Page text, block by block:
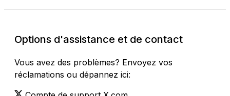
Options d'assistance et de contact
Vous avez des problèmes? Envoyez vos
réclamations ou dépannez ici: